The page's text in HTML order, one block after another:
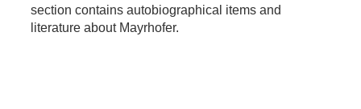
section contains autobiographical items and
literature about Mayrhofer.